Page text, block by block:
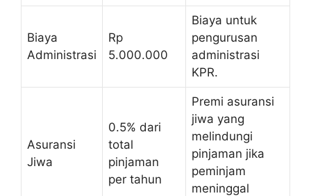
Biaya
Administrasi
Rp
5.000.000
Biaya untuk
pengurusan
administrasi
KPR.
Asuransi
Jiwa
0.5% dari
total
pinjaman
per tahun
Premi asuransi
jiwa yang
melindungi
pinjaman jika
peminjam
meninggal